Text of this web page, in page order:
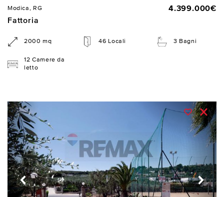
Modica, RG
4.399.000€
Fattoria
2000 mq 46 Locali 3 Bagni
12 Camere da
letto